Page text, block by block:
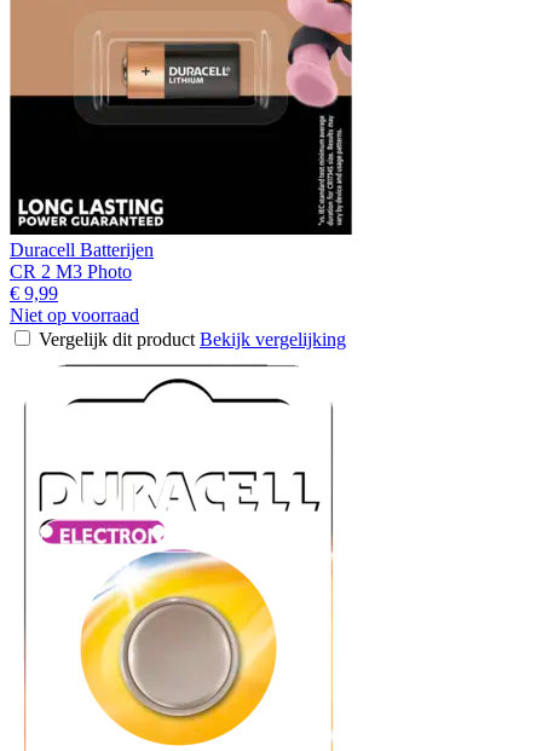
Duracell Batterijen
CR 2 M3 Photo
€ 9,99
Niet op voorraad
Vergelijk dit product Bekijk vergelijking